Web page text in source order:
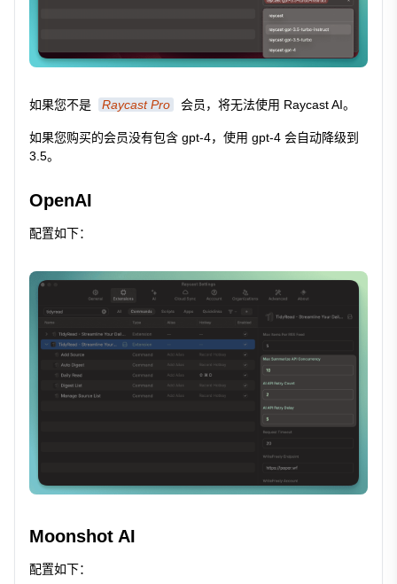
如果您不是 Raycast Pro 会员，将无法使用 Raycast AI。
如果您购买的会员没有包含 gpt-4，使用 gpt-4 会自动降级到
3.5。
OpenAI
配置如下：
Moonshot AI
配置如下：